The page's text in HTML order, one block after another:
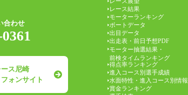
合わせ
ス尼崎
ォンサイト
レース結果
モーターランキング
ボートデータ
出目データ
出走表・前日予想PDF
モーター抽選結果・
前検タイムランキング
得点率ランキング
進入コース別選手成績
水面特性・進入コース別情報
賞金ランキング